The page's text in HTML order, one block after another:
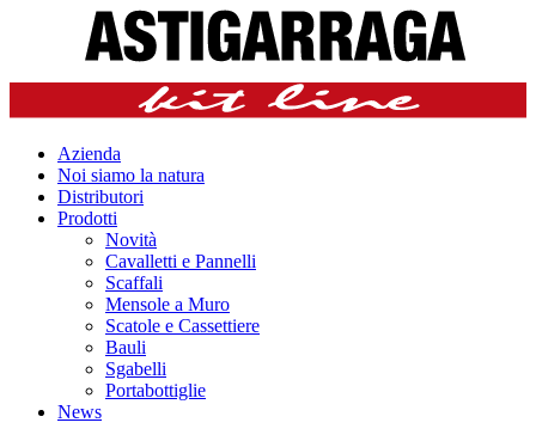
Azienda
Noi siamo la natura
Distributori
Prodotti
Novità
Cavalletti e Pannelli
Scaffali
Mensole a Muro
Scatole e Cassettiere
Bauli
Sgabelli
Portabottiglie
News